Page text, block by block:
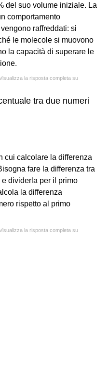
del suo volume iniziale. La
comportamento
raffreddati: si
le molecole si muovono
la capacità di superare le
la risposta completa su
tra due numeri
cui calcolare la differenza
fare la differenza tra
dividerla per il primo
la differenza
rispetto al primo
la risposta completa su